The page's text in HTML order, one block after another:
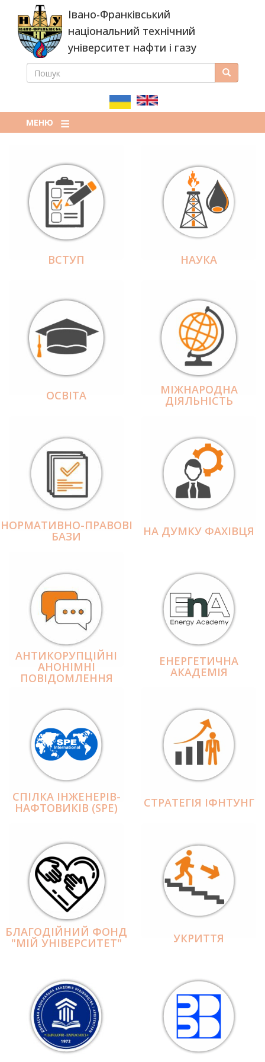
основного
вмісту
Івано-Франківський
національний технічний
університет нафти і газу
ПОШУКОВА
ПОШУК Пошук
МЕНЮ
ВСТУП НАУКА
ОСВІТА МІЖНАРОДНА
ДІЯЛЬНІCТЬ
НОРМАТИВНО-ПРАВОВІ
БАЗИ НА ДУМКУ ФАХІВЦЯ
АНТИКОРУПЦІЙНІ
АНОНІМНІ
ПОВІДОМЛЕННЯ
ЕНЕРГЕТИЧНА
АКАДЕМІЯ
СПІЛКА ІНЖЕНЕРІВ-
НАФТОВИКІВ (SPE) СТРАТЕГІЯ ІФНТУНГ
БЛАГОДІЙНИЙ ФОНД
"МІЙ УНІВЕРСИТЕТ" УКРИТТЯ